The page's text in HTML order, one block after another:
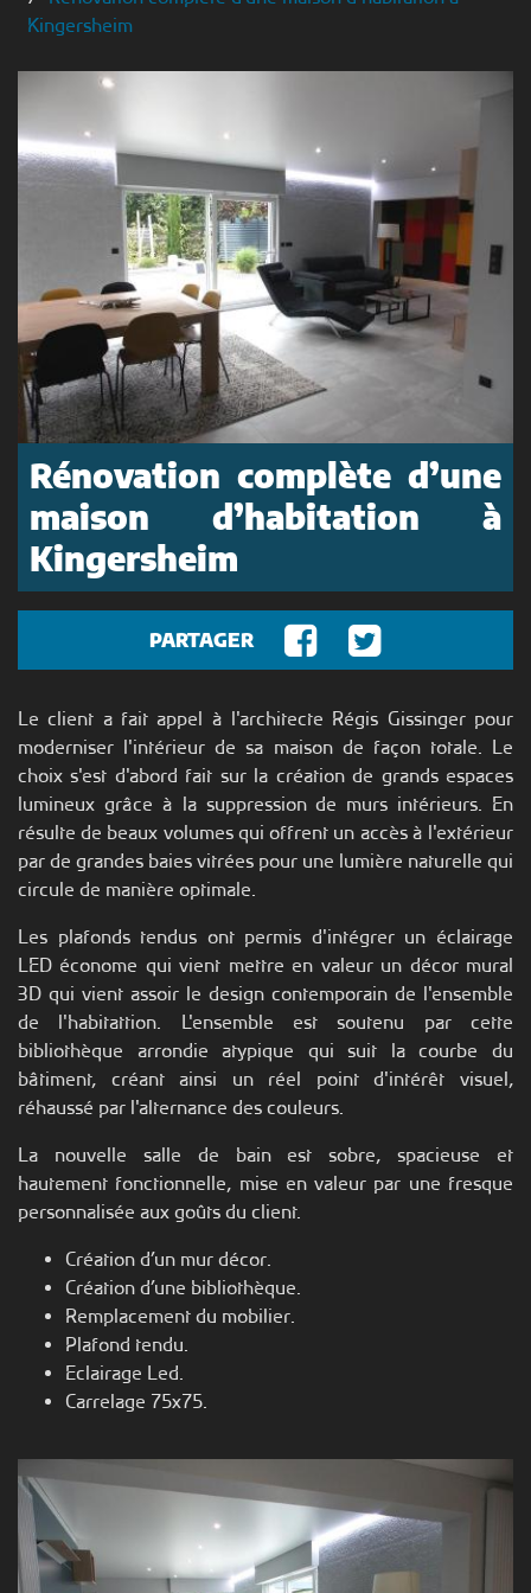
Kingersheim
Rénovation complète d’une
maison d’habitation à
Kingersheim
PARTAGER FACEBOOK
Le client a fait appel à l'architecte Régis Gissinger pour
moderniser l'intérieur de sa maison de façon totale. Le
choix s'est d'abord fait sur la création de grands espaces
lumineux grâce à la suppression de murs intérieurs. En
résulte de beaux volumes qui offrent un accès à l'extérieur
par de grandes baies vitrées pour une lumière naturelle qui
circule de manière optimale.
Les plafonds tendus ont permis d'intégrer un éclairage
LED économe qui vient mettre en valeur un décor mural
3D qui vient assoir le design contemporain de l'ensemble
de l'habitattion. L'ensemble est soutenu par cette
bibliothèque arrondie atypique qui suit la courbe du
bâtiment, créant ainsi un réel point d'intérêt visuel,
réhaussé par l'alternance des couleurs.
La nouvelle salle de bain est sobre, spacieuse et
hautement fonctionnelle, mise en valeur par une fresque
personnalisée aux goûts du client.
Création d’un mur décor.
Création d’une bibliothèque.
Remplacement du mobilier.
Plafond tendu.
Eclairage Led.
Carrelage 75x75.